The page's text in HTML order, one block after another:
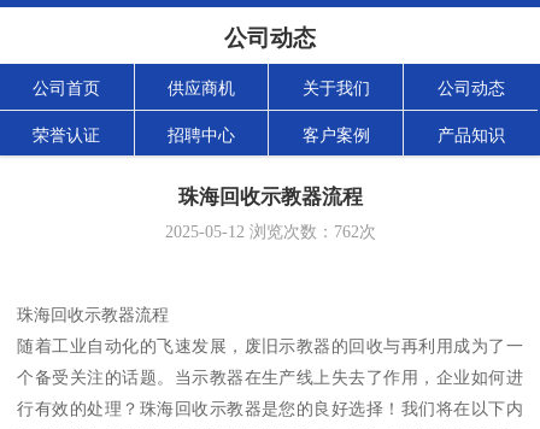
公司动态
公司首页 供应商机 关于我们 公司动态
荣誉认证 招聘中心 客户案例 产品知识
珠海回收示教器流程
2025-05-12浏览次数： 762次
珠海回收示教器流程
随着工业自动化的飞速发展，废旧示教器的回收与再利用成为了一
个备受关注的话题。当示教器在生产线上失去了作用，企业如何进
行有效的处理？珠海回收示教器是您的良好选择！我们将在以下内